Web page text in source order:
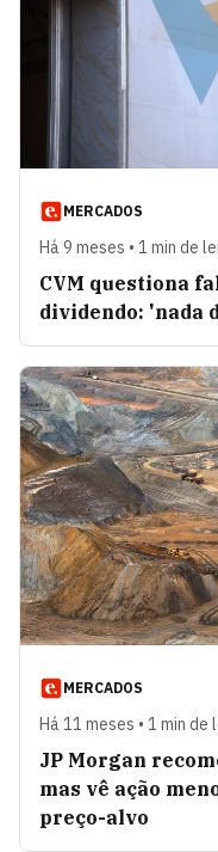
MERCADOS
Há 9 meses • 1 min de
CVM questiona
dividendo: 'nada
MERCADOS
Há 11 meses • 1 min de
JP Morgan
mas vê ação
preço-alvo